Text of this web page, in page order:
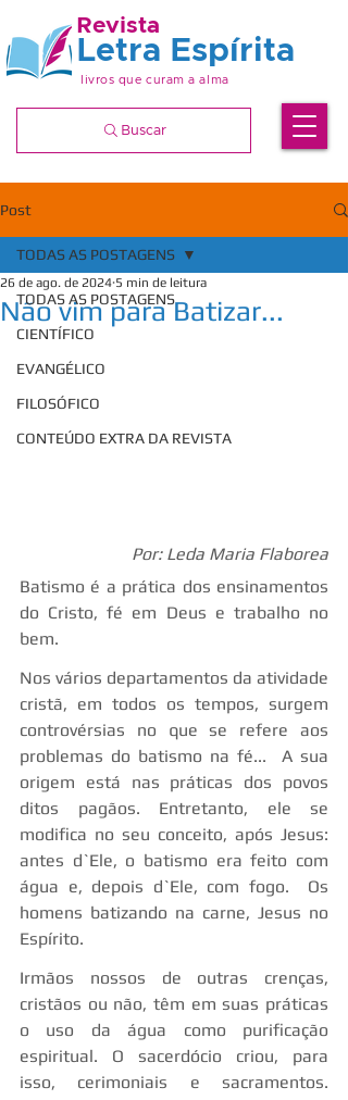
Revista
livros que curam a alma
Letra Espírita
Buscar
Post
TODAS AS POSTAGENS
CIENTÍFICO
EVANGÉLICO
FILOSÓFICO
CONTEÚDO EXTRA DA REVISTA
TODAS AS POSTAGENS
Não vim para Batizar...
26 de ago. de 2024 5 min de leitura
Por: Leda Maria Flaborea
Batismo é a prática dos ensinamentos
do Cristo, fé em Deus e trabalho no
bem.
Nos vários departamentos da atividade
cristã, em todos os tempos, surgem
controvérsias no que se refere aos
problemas do batismo na fé...  A sua
origem está nas práticas dos povos
ditos pagãos. Entretanto, ele se
modifica no seu conceito, após Jesus:
antes d`Ele, o batismo era feito com
água e, depois d`Ele, com fogo.  Os
homens batizando na carne, Jesus no
Espírito.
Irmãos nossos de outras crenças,
cristãos ou não, têm em suas práticas
o uso da água como purificação
espiritual. O sacerdócio criou, para
isso, cerimoniais e sacramentos.